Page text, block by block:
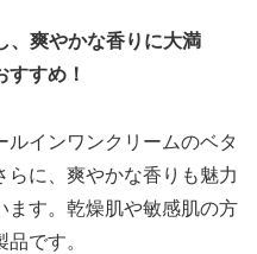
、爽やかな香りに大満
すめ！
ルインワンクリームのベタ
に、爽やかな香りも魅力
ます。乾燥肌や敏感肌の方
です。